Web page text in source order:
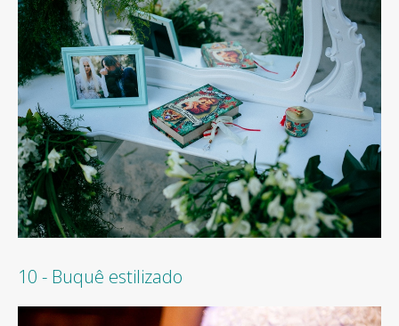
10 - Buquê estilizado